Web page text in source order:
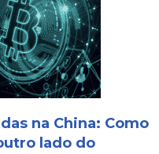
na China: Como
lado do